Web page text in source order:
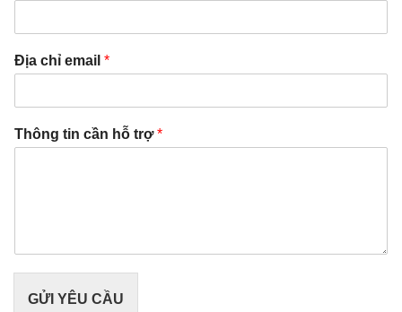
Địa chỉ email *
Thông tin cần hỗ trợ*
GỬI YÊU CẦU